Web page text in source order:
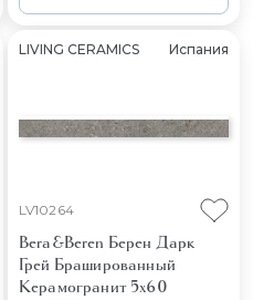
LIVING CERAMICS Испания
LV10264
Bera&Beren Берен Дарк
Грей Брашированный
Керамогранит 5x60